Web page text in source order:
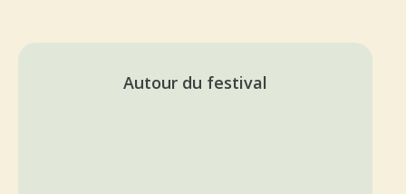
Autour du festival